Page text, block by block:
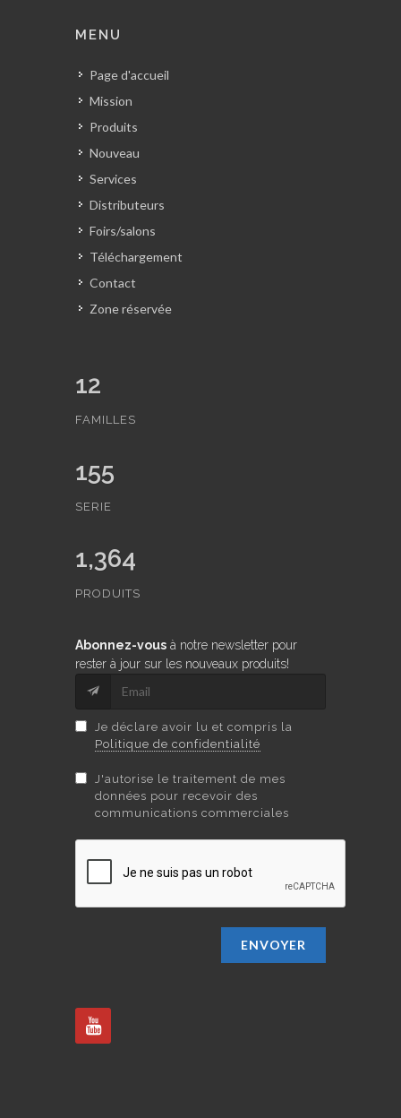
MENU
Page d'accueil
Mission
Produits
Nouveau
Services
Distributeurs
Foirs/salons
Téléchargement
Contact
Zone réservée
12
FAMILLES
155
SERIE
1,364
PRODUITS
Abonnez-vous à notre newsletter pour
rester à jour sur les nouveaux produits!
Je déclare avoir lu et compris la
Politique de confidentialité
J'autorise le traitement de mes
données pour recevoir des
communications commerciales
ENVOYER